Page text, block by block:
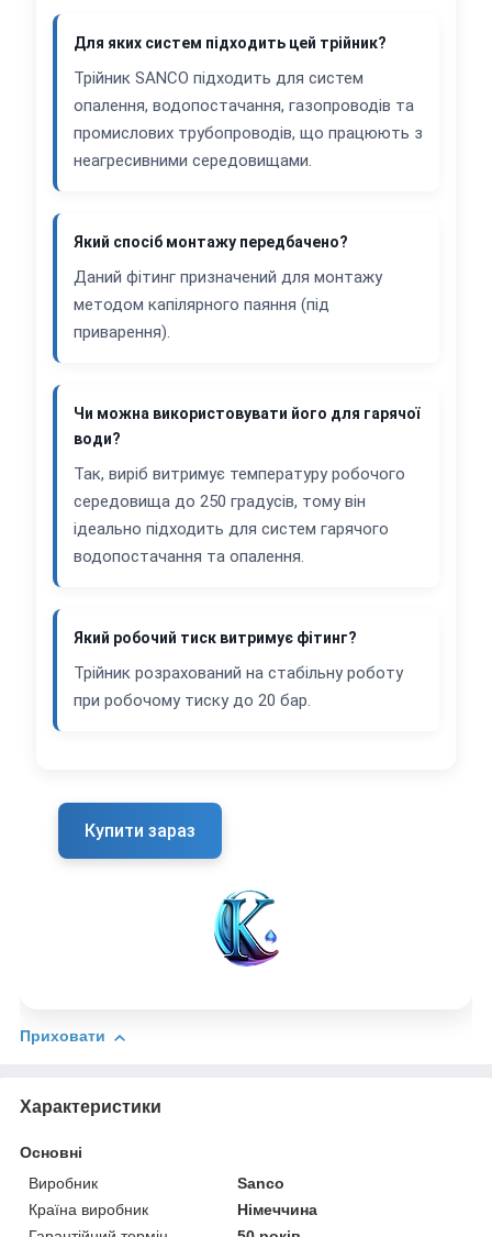
Для яких систем підходить цей трійник?
Трійник SANCO підходить для систем
опалення, водопостачання, газопроводів та
промислових трубопроводів, що працюють з
неагресивними середовищами.
Який спосіб монтажу передбачено?
Даний фітинг призначений для монтажу
методом капілярного паяння (під
приварення).
Чи можна використовувати його для гарячої
води?
Так, виріб витримує температуру робочого
середовища до 250 градусів, тому він
ідеально підходить для систем гарячого
водопостачання та опалення.
Який робочий тиск витримує фітинг?
Трійник розрахований на стабільну роботу
при робочому тиску до 20 бар.
Купити зараз
Приховати
Характеристики
Основні
Виробник
Sanco
Країна виробник
Німеччина